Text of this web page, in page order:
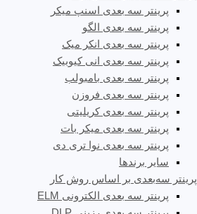
پرینتر سه بعدی اسنپ میکر
پرینتر سه بعدی الگو
پرینتر سه بعدی انکر میک
پرینتر سه بعدی انی کیوبیک
پرینتر سه بعدی بامبولب
پرینتر سه بعدی فروزن
پرینتر سه بعدی کریلیتی
پرینتر سه بعدی میکر بات
پرینتر سه بعدی نوا تری دی
سایر برندها
پرینتر سه‌بعدی بر اساس روش کار
پرینتر سه بعدی الکترونی ELM